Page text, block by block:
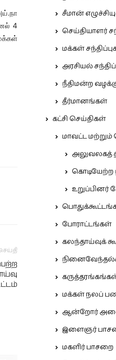
4
சீமான்
செய்தியாளர்
மக்கள்
அரசியல்
நீதிமன்ற
தீர்மானங்கள்
கட்சி செய்திகள்
மாவட்ட மற்றும்
அலுவலகத்
கொடியேற்ற
உறுப்பினர்
போராட்டங்கள்
கலந்தாய்வுக்
மக்கள் நலப்
ஆன்றோர்
இளைஞர்
மகளிர் பாசறை